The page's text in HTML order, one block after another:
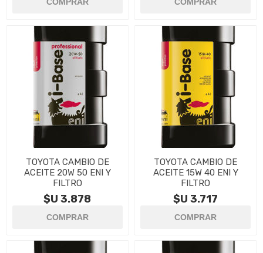
TOYOTA CAMBIO DE
ACEITE 20W 50 ENI Y
FILTRO
$U 3.878
TOYOTA CAMBIO DE
ACEITE 15W 40 ENI Y
FILTRO
$U 3.717